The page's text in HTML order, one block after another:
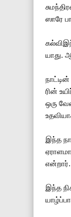
ஸாரே
யாது.
ரின்
ஒரு
இந்த
என்­றார்.
இந்த